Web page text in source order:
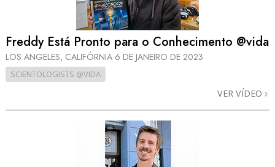
Freddy Está Pronto para o Conhecimento @vida
LOS ANGELES, CALIFÓRNIA 6 DE JANEIRO DE 2023
SCIENTOLOGISTS @VIDA
VER VÍDEO